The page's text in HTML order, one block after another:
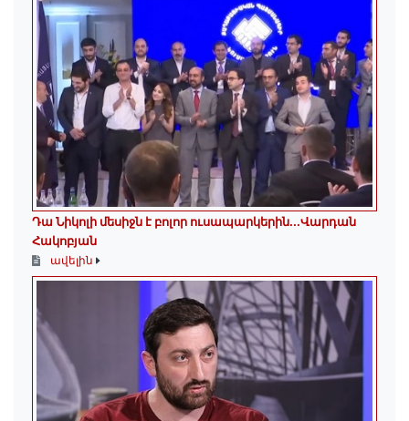
Դա Նիկոլի մեսիջն է բոլոր ուսապարկերին․․․Վարդան
Հակոբյան
ավելին